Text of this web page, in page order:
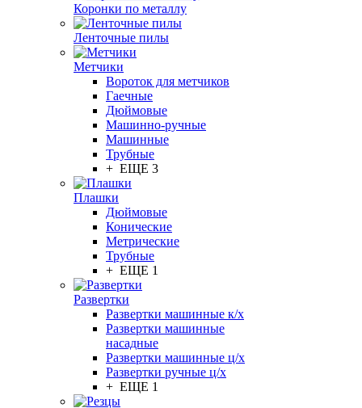
Коронки по металлу
Ленточные пилы
Метчики
Вороток для метчиков
Гаечные
Дюймовые
Машинно-ручные
Машинные
Трубные
+ ЕЩЕ 3
Плашки
Дюймовые
Конические
Метрические
Трубные
+ ЕЩЕ 1
Развертки
Развертки машинные к/х
Развертки машинные
насадные
Развертки машинные ц/х
Развертки ручные ц/х
+ ЕЩЕ 1